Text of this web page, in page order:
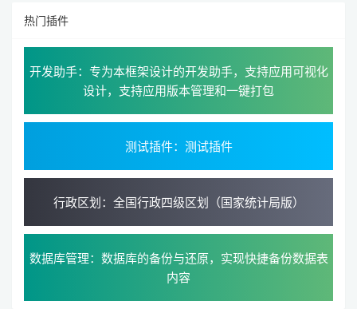
热门插件
开发助手：专为本框架设计的开发助手，支持应用可视化
设计，支持应用版本管理和一键打包
测试插件：测试插件
行政区划：全国行政四级区划（国家统计局版）
数据库管理：数据库的备份与还原，实现快捷备份数据表
内容